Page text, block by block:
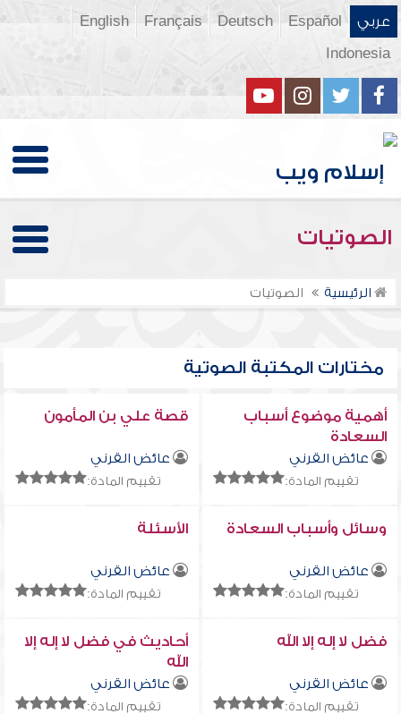
عربي Español
Deutsch
Français
English
Indonesia
الصوتيات
الرئيسية الصوتيات
مختارات المكتبة الصوتية
أهمية موضوع أسباب
السعادة
عائض القرني
تقييم المادة:
قصة علي بن المأمون
عائض القرني
تقييم المادة:
وسائل وأسباب السعادة
عائض القرني
تقييم المادة:
الأسئلة
عائض القرني
تقييم المادة:
فضل لا إله إلا الله
عائض القرني
تقييم المادة:
أحاديث في فضل لا إله إلا
الله
عائض القرني
تقييم المادة: